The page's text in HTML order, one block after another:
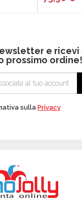
e ricevi
prossimo ordine!
sulla Privacy